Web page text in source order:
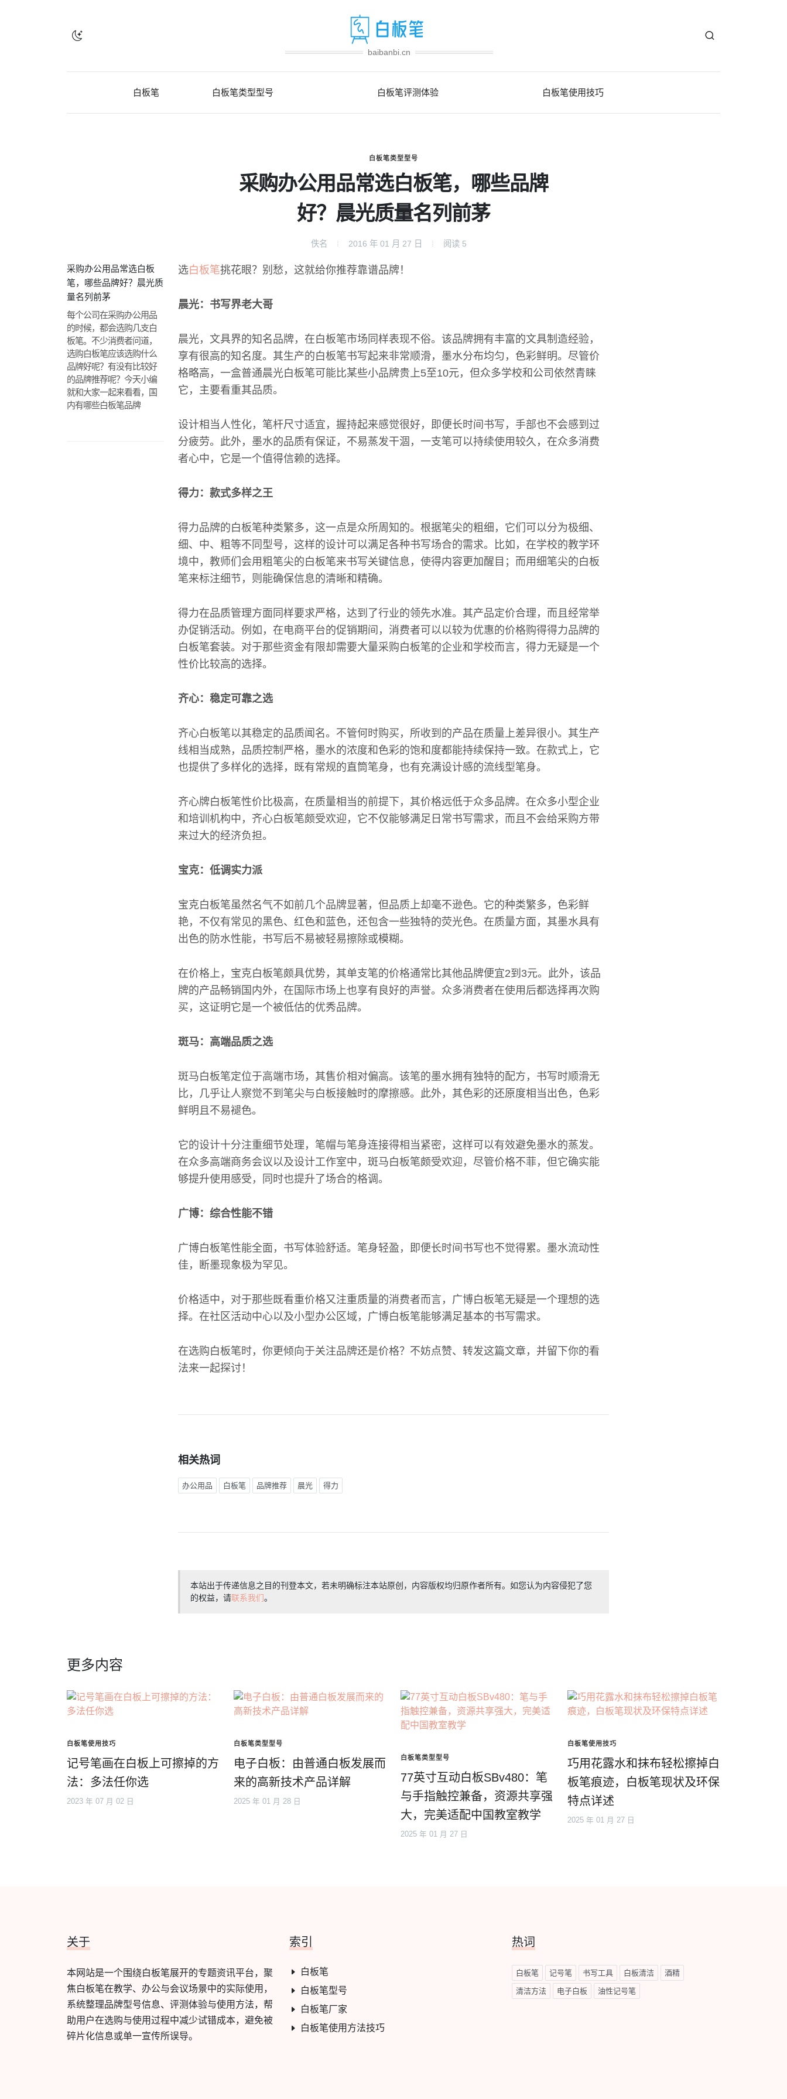
baibanbi.cn
白板笔 白板笔类型型号 白板笔评测体验 白板笔使用技巧
白板笔类型型号
采购办公用品常选白板笔，哪些品牌
好？晨光质量名列前茅
佚名 2016 年 01 月 27 日 阅读 5
采购办公用品常选白板
笔，哪些品牌好？晨光质
量名列前茅
每个公司在采购办公用品
的时候，都会选购几支白
板笔。不少消费者问道，
选购白板笔应该选购什么
品牌好呢？有没有比较好
的品牌推荐呢？今天小编
就和大家一起来看看，国
内有哪些白板笔品牌
选白板笔挑花眼？别愁，这就给你推荐靠谱品牌！
晨光：书写界老大哥
晨光，文具界的知名品牌，在白板笔市场同样表现不俗。该品牌拥有丰富的文具制造经验，
享有很高的知名度。其生产的白板笔书写起来非常顺滑，墨水分布均匀，色彩鲜明。尽管价
格略高，一盒普通晨光白板笔可能比某些小品牌贵上5至10元，但众多学校和公司依然青睐
它，主要看重其品质。
设计相当人性化，笔杆尺寸适宜，握持起来感觉很好，即便长时间书写，手部也不会感到过
分疲劳。此外，墨水的品质有保证，不易蒸发干涸，一支笔可以持续使用较久，在众多消费
者心中，它是一个值得信赖的选择。
得力：款式多样之王
得力品牌的白板笔种类繁多，这一点是众所周知的。根据笔尖的粗细，它们可以分为极细、
细、中、粗等不同型号，这样的设计可以满足各种书写场合的需求。比如，在学校的教学环
境中，教师们会用粗笔尖的白板笔来书写关键信息，使得内容更加醒目；而用细笔尖的白板
笔来标注细节，则能确保信息的清晰和精确。
得力在品质管理方面同样要求严格，达到了行业的领先水准。其产品定价合理，而且经常举
办促销活动。例如，在电商平台的促销期间，消费者可以以较为优惠的价格购得得力品牌的
白板笔套装。对于那些资金有限却需要大量采购白板笔的企业和学校而言，得力无疑是一个
性价比较高的选择。
齐心：稳定可靠之选
齐心白板笔以其稳定的品质闻名。不管何时购买，所收到的产品在质量上差异很小。其生产
线相当成熟，品质控制严格，墨水的浓度和色彩的饱和度都能持续保持一致。在款式上，它
也提供了多样化的选择，既有常规的直筒笔身，也有充满设计感的流线型笔身。
齐心牌白板笔性价比极高，在质量相当的前提下，其价格远低于众多品牌。在众多小型企业
和培训机构中，齐心白板笔颇受欢迎，它不仅能够满足日常书写需求，而且不会给采购方带
来过大的经济负担。
宝克：低调实力派
宝克白板笔虽然名气不如前几个品牌显著，但品质上却毫不逊色。它的种类繁多，色彩鲜
艳，不仅有常见的黑色、红色和蓝色，还包含一些独特的荧光色。在质量方面，其墨水具有
出色的防水性能，书写后不易被轻易擦除或模糊。
在价格上，宝克白板笔颇具优势，其单支笔的价格通常比其他品牌便宜2到3元。此外，该品
牌的产品畅销国内外，在国际市场上也享有良好的声誉。众多消费者在使用后都选择再次购
买，这证明它是一个被低估的优秀品牌。
斑马：高端品质之选
斑马白板笔定位于高端市场，其售价相对偏高。该笔的墨水拥有独特的配方，书写时顺滑无
比，几乎让人察觉不到笔尖与白板接触时的摩擦感。此外，其色彩的还原度相当出色，色彩
鲜明且不易褪色。
它的设计十分注重细节处理，笔帽与笔身连接得相当紧密，这样可以有效避免墨水的蒸发。
在众多高端商务会议以及设计工作室中，斑马白板笔颇受欢迎，尽管价格不菲，但它确实能
够提升使用感受，同时也提升了场合的格调。
广博：综合性能不错
广博白板笔性能全面，书写体验舒适。笔身轻盈，即便长时间书写也不觉得累。墨水流动性
佳，断墨现象极为罕见。
价格适中，对于那些既看重价格又注重质量的消费者而言，广博白板笔无疑是一个理想的选
择。在社区活动中心以及小型办公区域，广博白板笔能够满足基本的书写需求。
在选购白板笔时，你更倾向于关注品牌还是价格？不妨点赞、转发这篇文章，并留下你的看
法来一起探讨！
相关热词
办公用品 白板笔 品牌推荐 晨光 得力
本站出于传递信息之目的刊登本文，若未明确标注本站原创，内容版权均归原作者所有。如您认为内容侵犯了您
的权益，请联系我们。
更多内容
白板笔使用技巧
记号笔画在白板上可擦掉的方
法：多法任你选
2023 年 07 月 02 日
白板笔类型型号
电子白板：由普通白板发展而
来的高新技术产品详解
2025 年 01 月 28 日
白板笔类型型号
77英寸互动白板SBv480：笔
与手指触控兼备，资源共享强
大，完美适配中国教室教学
2025 年 01 月 27 日
白板笔使用技巧
巧用花露水和抹布轻松擦掉白
板笔痕迹，白板笔现状及环保
特点详述
2025 年 01 月 27 日
关于
本网站是一个围绕白板笔展开的专题资讯平台，聚
焦白板笔在教学、办公与会议场景中的实际使用，
系统整理品牌型号信息、评测体验与使用方法，帮
助用户在选购与使用过程中减少试错成本，避免被
碎片化信息或单一宣传所误导。
索引
白板笔
白板笔型号
白板笔厂家
白板笔使用方法技巧
热词
白板笔 记号笔 书写工具 白板清洁 酒精
清洁方法 电子白板 油性记号笔